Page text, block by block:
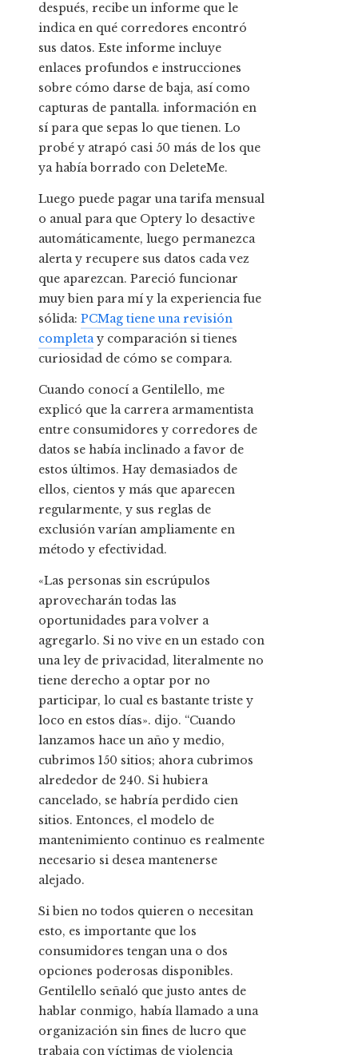
después, recibe un informe que le
indica en qué corredores encontró
sus datos. Este informe incluye
enlaces profundos e instrucciones
sobre cómo darse de baja, así como
capturas de pantalla. información en
sí para que sepas lo que tienen. Lo
probé y atrapó casi 50 más de los que
ya había borrado con DeleteMe.
Luego puede pagar una tarifa mensual
o anual para que Optery lo desactive
automáticamente, luego permanezca
alerta y recupere sus datos cada vez
que aparezcan. Pareció funcionar
muy bien para mí y la experiencia fue
sólida: PCMag tiene una revisión
completay comparación si tienes
curiosidad de cómo se compara.
Cuando conocí a Gentilello, me
explicó que la carrera armamentista
entre consumidores y corredores de
datos se había inclinado a favor de
estos últimos. Hay demasiados de
ellos, cientos y más que aparecen
regularmente, y sus reglas de
exclusión varían ampliamente en
método y efectividad.
«Las personas sin escrúpulos
aprovecharán todas las
oportunidades para volver a
agregarlo. Si no vive en un estado con
una ley de privacidad, literalmente no
tiene derecho a optar por no
participar, lo cual es bastante triste y
loco en estos días». dijo. “Cuando
lanzamos hace un año y medio,
cubrimos 150 sitios; ahora cubrimos
alrededor de 240. Si hubiera
cancelado, se habría perdido cien
sitios. Entonces, el modelo de
mantenimiento continuo es realmente
necesario si desea mantenerse
alejado.
Si bien no todos quieren o necesitan
esto, es importante que los
consumidores tengan una o dos
opciones poderosas disponibles.
Gentilello señaló que justo antes de
hablar conmigo, había llamado a una
organización sin fines de lucro que
trabaja con víctimas de violencia